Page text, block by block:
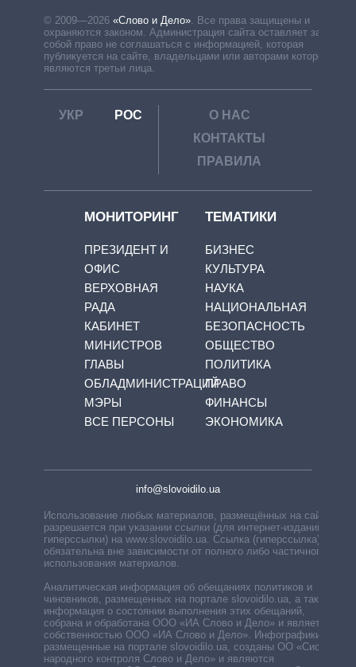
© 2009—2026 «Слово и Дело»
Все права защищены и
охраняются законом. Администрация сайта оставляет за
собой право не соглашаться с информацией, которая
публикуется на сайте, владельцами или авторами которой
являются третьи лица.
УКР РОС
О НАС
КОНТАКТЫ
ПРАВИЛА
МОНИТОРИНГ
ПРЕЗИДЕНТ И
ОФИС
ВЕРХОВНАЯ
РАДА
КАБИНЕТ
МИНИСТРОВ
ГЛАВЫ
ОБЛАДМИНИСТРАЦИЙ
МЭРЫ
ВСЕ ПЕРСОНЫ
ТЕМАТИКИ
БИЗНЕС
КУЛЬТУРА
НАУКА
НАЦИОНАЛЬНАЯ
БЕЗОПАСНОСТЬ
ОБЩЕСТВО
ПОЛИТИКА
ПРАВО
ФИНАНСЫ
ЭКОНОМИКА
info@slovoidilo.ua
Использование любых материалов, размещённых на сайте,
разрешается при указании ссылки (для интернет-изданий —
гиперссылки) на www.slovoidilo.ua. Ссылка (гиперссылка)
обязательна вне зависимости от полного либо частичного
использования материалов.
Аналитическая информация об обещаниях политиков и
чиновников, размещенных на портале slovoidilo.ua, а также
информация о состоянии выполнения этих обещаний,
собрана и обработана ООО «ИА Слово и Дело» и является
собственностью ООО «ИА Слово и Дело». Инфографики,
размещенные на портале slovoidilo.ua, созданы ОО «Система
народного контроля Слово и Дело» и являются